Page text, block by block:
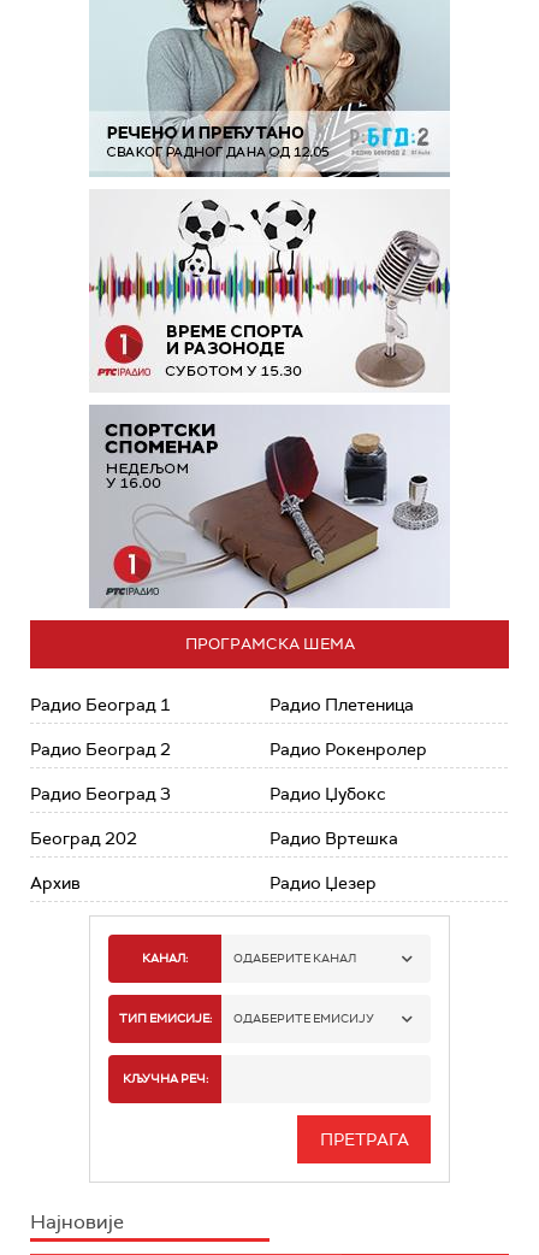
ПРОГРАМСКА ШЕМА
Радио Београд 1
Радио Београд 2
Радио Београд 3
Београд 202
Архив
Радио Плетеница
Радио Рокенролер
Радио Џубокс
Радио Вртешка
Радио Џезер
КАНАЛ: ОДАБЕРИТЕ КАНАЛ
РАДИО БЕОГРАД 1
РАДИО БЕОГРАД 3
ТИП ЕМИСИЈЕ: ОДАБЕРИТЕ ЕМИСИЈУ
ИНФО
КЉУЧНА РЕЧ:
Најновије